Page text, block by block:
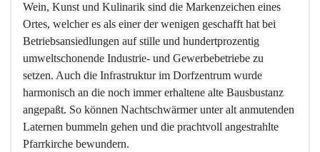
Wein, Kunst und Kulinarik sind die Markenzeichen eines
Ortes, welcher es als einer der wenigen geschafft hat bei
Betriebsansiedlungen auf stille und hundertprozentig
umweltschonende Industrie- und Gewerbebetriebe zu
setzen. Auch die Infrastruktur im Dorfzentrum wurde
harmonisch an die noch immer erhaltene alte Bausbustanz
angepaßt. So können Nachtschwärmer unter alt anmutenden
Laternen bummeln gehen und die prachtvoll angestrahlte
Pfarrkirche bewundern.